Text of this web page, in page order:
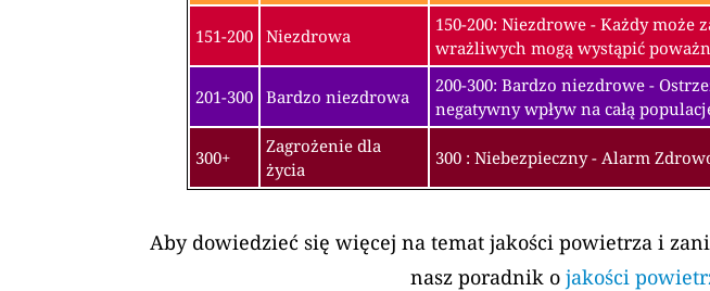
151-200 Niezdrowa
150-200: Niezdrowe - Każdy
wrażliwych mogą wystąpić
201-300 Bardzo niezdrowa
200-300: Bardzo niezdrowe -
negatywny wpływ na całą
300+
Zagrożenie dla
życia
300 : Niebezpieczny - Alarm
Aby dowiedzieć się więcej na temat jakości powietrza i
nasz poradnik o jakości